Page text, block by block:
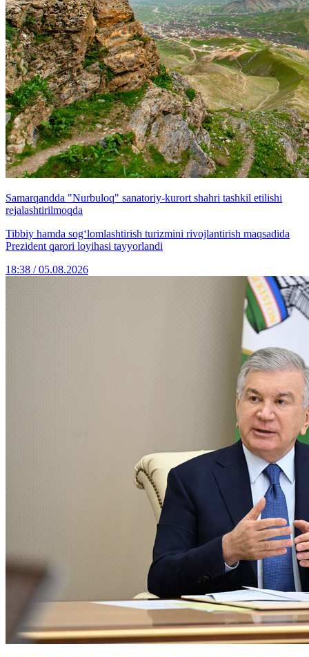
Samarqandda "Nurbuloq" sanatoriy-kurort shahri tashkil etilishi
rejalashtirilmoqda
Tibbiy hamda sog‘lomlashtirish turizmini rivojlantirish maqsadida
Prezident qarori loyihasi tayyorlandi
18:38 / 05.08.2026